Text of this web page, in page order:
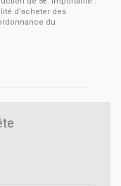
d'acheter des
du